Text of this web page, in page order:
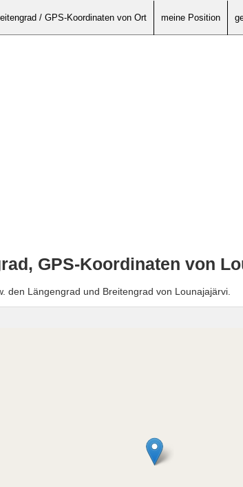
/ GPS-Koordinaten von Ort meine Position
GPS-Koordinaten von
den Längengrad und Breitengrad von Lounajajärvi.